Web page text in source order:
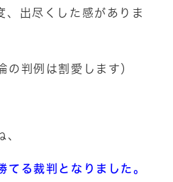
、出尽くした感がありま
の判例は割愛します）
る裁判となりました。